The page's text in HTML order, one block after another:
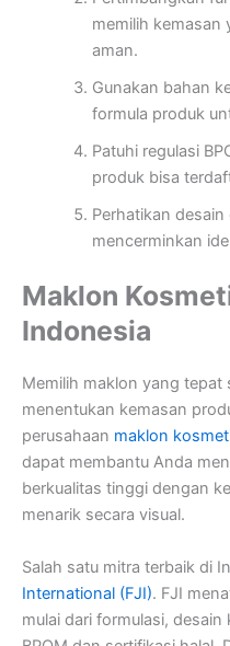
memilih kemasan
aman.
Gunakan bahan
formula produk
Patuhi regulasi
produk bisa
Perhatikan
mencerminkan
Maklon
Indonesia
Memilih maklon yang
menentukan kemasan
perusahaan maklon
dapat membantu Anda
berkualitas tinggi dengan
menarik secara visual.
Salah satu mitra terbaik di
International (FJI). FJI
mulai dari formulasi,